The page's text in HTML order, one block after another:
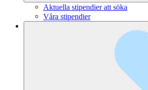
Aktuella stipendier att söka
Våra stipendier